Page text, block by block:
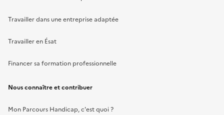
Travailler dans une entreprise adaptée
Travailler en Ésat
Financer sa formation professionnelle
Nous connaître et contribuer
Mon Parcours Handicap, c'est quoi ?